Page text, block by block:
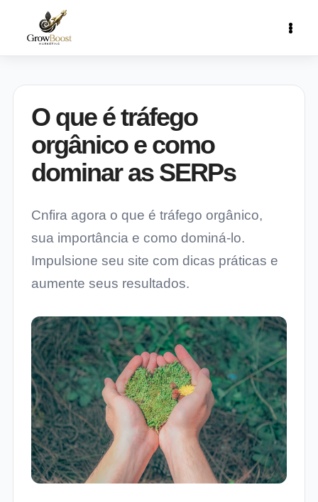
O que é tráfego
orgânico e como
dominar as SERPs
Cnfira agora o que é tráfego orgânico,
sua importância e como dominá-lo.
Impulsione seu site com dicas práticas e
aumente seus resultados.